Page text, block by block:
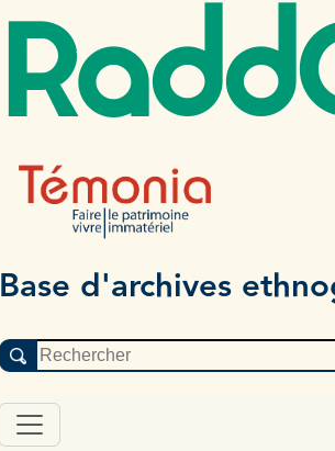
Base d'archives